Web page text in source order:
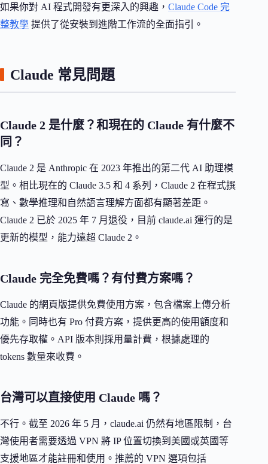
如果你對 AI 程式開發有更深入的興趣， Claude Code 完
整教學 提供了從安裝到進階工作流的全面指引。
Claude 常見問題
Claude 2 是什麼？和現在的 Claude 有什麼不
同？
Claude 2 是 Anthropic 在 2023 年推出的第二代 AI 助理模
型。相比現在的 Claude 3.5 和 4 系列，Claude 2 在程式撰
寫、數學推理和自然語言理解方面都有顯著差距。
Claude 2 已於 2025 年 7 月退役，目前 claude.ai 運行的是
更新的模型，能力遠超 Claude 2。
Claude 完全免費嗎？有付費方案嗎？
Claude 的網頁版提供免費使用方案，包含檔案上傳分析
功能。同時也有 Pro 付費方案，提供更高的使用額度和
優先存取權。API 版本則採用量計費，根據處理的
tokens 數量來收費。
台灣可以直接使用 Claude 嗎？
不行。截至 2026 年 5 月，claude.ai 仍然有地區限制，台
灣使用者需要透過 VPN 將 IP 位置切換到美國或英國等
支援地區才能註冊和使用。推薦的 VPN 選項包括